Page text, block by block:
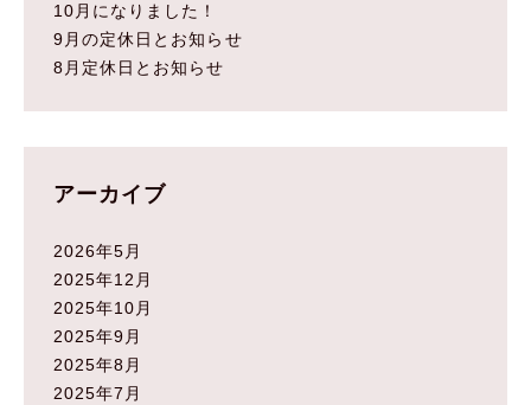
10月になりました！
9月の定休日とお知らせ
8月定休日とお知らせ
アーカイブ
2026年5月
2025年12月
2025年10月
2025年9月
2025年8月
2025年7月